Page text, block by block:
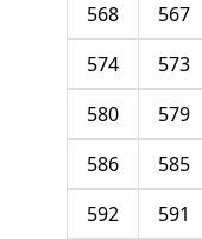
567
568
573
574
579
580
585
586
591
592